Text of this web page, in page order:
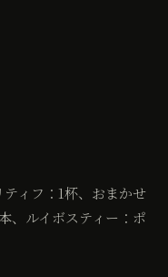
ィフ：1杯、おまかせ
、ルイボスティー：ポ